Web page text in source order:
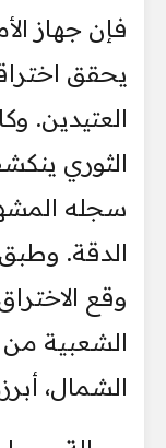
فإن جهاز
يحقق
العتيدين.
الثوري
سجله
الدقة.
وقع
الشعبية
الشمال،